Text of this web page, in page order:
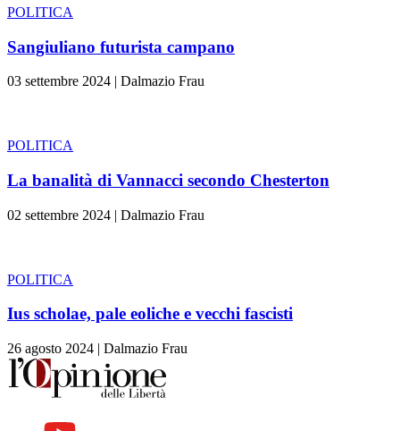
POLITICA
Sangiuliano futurista campano
03 settembre 2024 | Dalmazio Frau
POLITICA
La banalità di Vannacci secondo Chesterton
02 settembre 2024 | Dalmazio Frau
POLITICA
Ius scholae, pale eoliche e vecchi fascisti
26 agosto 2024 | Dalmazio Frau